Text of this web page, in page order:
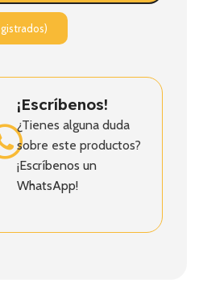
¡Escríbenos!
¿Tienes alguna duda
sobre este productos?
¡Escríbenos un
WhatsApp!